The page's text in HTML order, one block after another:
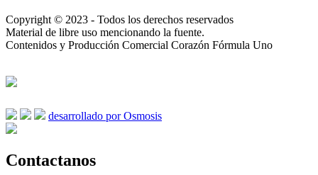
Copyright © 2023 - Todos los derechos reservados
Material de libre uso mencionando la fuente.
Contenidos y Producción Comercial Corazón Fórmula Uno
desarrollado por Osmosis
Contactanos